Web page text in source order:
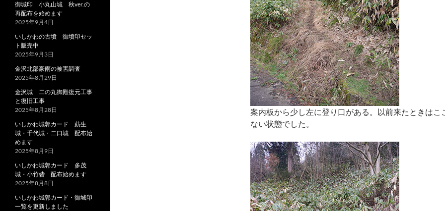
案内板から少し左に登り口がある。以前来たときはこ
ない状態でした。
御城印 小丸山城 秋ver.の
再配布を始めます
2025年9月4日
いしかわの古墳 御墳印セッ
ト販売中
2025年9月3日
金沢北部豪雨の被害調査
2025年8月29日
金沢城 二の丸御殿復元工事
と復旧工事
2025年8月28日
いしかわ城郭カード 莇生
城・千代城・二口城 配布始
めます
2025年8月9日
いしかわ城郭カード 多茂
城・小竹砦 配布始めます
2025年8月8日
いしかわ城郭カード・御城印
一覧を更新しました